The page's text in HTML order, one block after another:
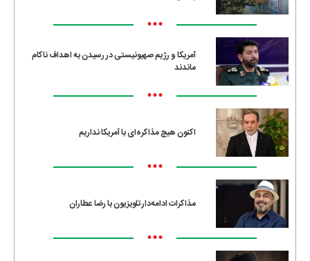
•••
آمریکا و رژیم صهیونیستی در رسیدن به اهداف ناکام
ماندند
•••
اکنون هیچ مذاکره‌ای با آمریکا نداریم
•••
مذاکرات ادامه‌دار تلویزیون با رضا عطاران
•••